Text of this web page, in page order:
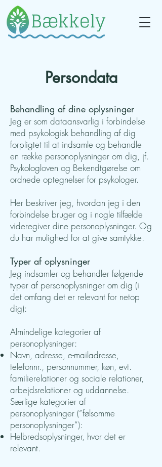
Persondata
Behandling af dine oplysninger
Jeg er som dataansvarlig i forbindelse
med psykologisk behandling af dig
forpligtet til at indsamle og behandle
en række personoplysninger om dig, jf.
Psykologloven og Bekendtgørelse om
ordnede optegnelser for psykologer.
Her beskriver jeg, hvordan jeg i den
forbindelse bruger og i nogle tilfælde
videregiver dine personoplysninger. Og
du har mulighed for at give samtykke.
Typer af oplysninger
Jeg indsamler og behandler følgende
typer af personoplysninger om dig (i
det omfang det er relevant for netop
dig):
Almindelige kategorier af
personoplysninger:
Navn, adresse, e-mailadresse,
telefonnr., personnummer, køn, evt.
familierelationer og sociale relationer,
arbejdsrelationer og uddannelse.
Særlige kategorier af
personoplysninger (”følsomme
personoplysninger”):
Helbredsoplysninger, hvor det er
relevant.